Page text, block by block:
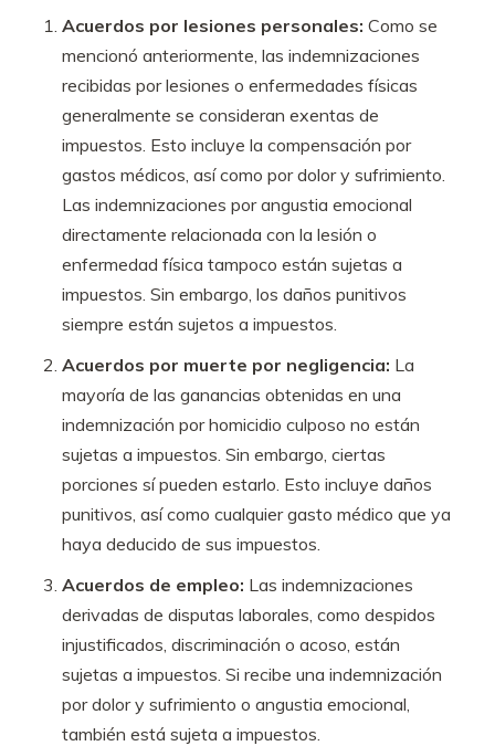
Acuerdos por lesiones personales: Como se
mencionó anteriormente, las indemnizaciones
recibidas por lesiones o enfermedades físicas
generalmente se consideran exentas de
impuestos. Esto incluye la compensación por
gastos médicos, así como por dolor y sufrimiento.
Las indemnizaciones por angustia emocional
directamente relacionada con la lesión o
enfermedad física tampoco están sujetas a
impuestos. Sin embargo, los daños punitivos
siempre están sujetos a impuestos.
Acuerdos por muerte por negligencia: La
mayoría de las ganancias obtenidas en una
indemnización por homicidio culposo no están
sujetas a impuestos. Sin embargo, ciertas
porciones sí pueden estarlo. Esto incluye daños
punitivos, así como cualquier gasto médico que ya
haya deducido de sus impuestos.
Acuerdos de empleo: Las indemnizaciones
derivadas de disputas laborales, como despidos
injustificados, discriminación o acoso, están
sujetas a impuestos. Si recibe una indemnización
por dolor y sufrimiento o angustia emocional,
también está sujeta a impuestos.